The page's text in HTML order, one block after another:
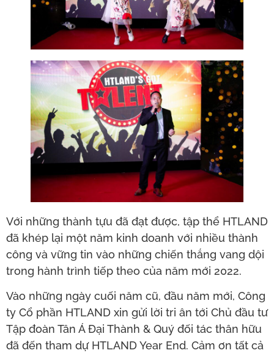
Với những thành tựu đã đạt được, tập thể HTLAND
đã khép lại một năm kinh doanh với nhiều thành
công và vững tin vào những chiến thắng vang dội
trong hành trình tiếp theo của năm mới 2022.
Vào những ngày cuối năm cũ, đầu năm mới, Công
ty Cổ phần HTLAND xin gửi lời tri ân tới Chủ đầu tư
Tập đoàn Tân Á Đại Thành & Quý đối tác thân hữu
đã đến tham dự HTLAND Year End. Cảm ơn tất cả